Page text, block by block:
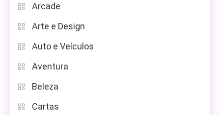
Arcade
Arte e Design
Auto e Veículos
Aventura
Beleza
Cartas